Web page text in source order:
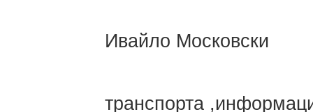
Ивайло Московски
транспорта